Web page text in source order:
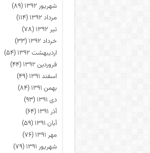
شهریور ۱۳۹۲
(۸۹)
مرداد ۱۳۹۲
(۱۱۴)
تیر ۱۳۹۲
(۷۸)
خرداد ۱۳۹۲
(۳۳)
اردیبهشت ۱۳۹۲
(۵۴)
فروردین ۱۳۹۲
(۴۴)
اسفند ۱۳۹۱
(۴۹)
بهمن ۱۳۹۱
(۸۴)
دی ۱۳۹۱
(۹۳)
آذر ۱۳۹۱
(۶۴)
آبان ۱۳۹۱
(۵۹)
مهر ۱۳۹۱
(۷۶)
شهریور ۱۳۹۱
(۷۹)